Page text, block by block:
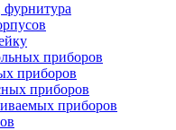
приборов
приборов
приборов
приборов